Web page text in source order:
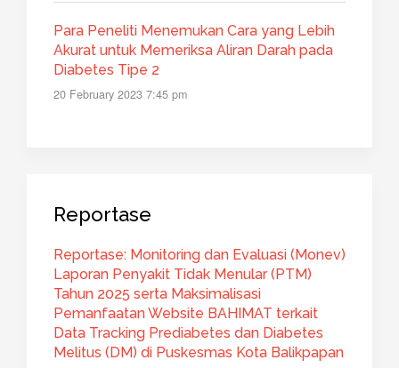
Para Peneliti Menemukan Cara yang Lebih
Akurat untuk Memeriksa Aliran Darah pada
Diabetes Tipe 2
20 February 2023 7:45 pm
Reportase
Reportase: Monitoring dan Evaluasi (Monev)
Laporan Penyakit Tidak Menular (PTM)
Tahun 2025 serta Maksimalisasi
Pemanfaatan Website BAHIMAT terkait
Data Tracking Prediabetes dan Diabetes
Melitus (DM) di Puskesmas Kota Balikpapan